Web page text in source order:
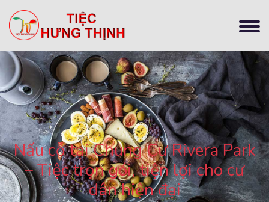
Nấu cỗ tại Chung Cư Rivera Park
– Tiệc trọn gói, tiện lợi cho cư
dân hiện đại